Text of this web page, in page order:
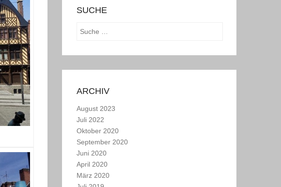
SUCHE
Suchen
ARCHIV
August 2023
Juli 2022
Oktober 2020
September 2020
Juni 2020
April 2020
März 2020